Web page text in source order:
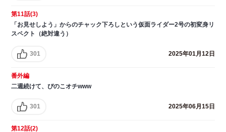
第11話(3)
「お見せしよう」からのチャック下ろしという仮面ライダー2号の初変身リ
スペクト（絶対違う）
301 2025年01月12日
番外編
二週続けて、ぴのこオチwww
301 2025年06月15日
第12話(2)